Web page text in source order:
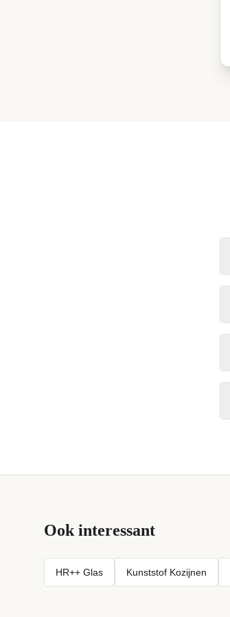
Ook interessant
HR++ Glas Kunststof Kozijnen